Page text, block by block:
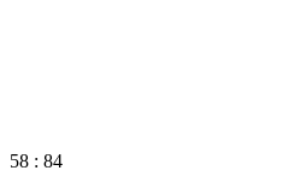
58 : 84